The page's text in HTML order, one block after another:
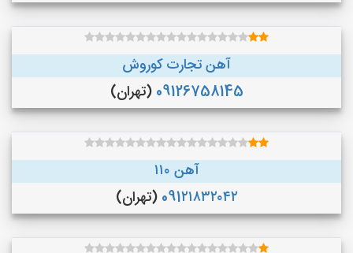
آهن تجارت کوروش
09126758145 (تهران)
آهن ۱۱۰
091۲۱۸۳۲۰۴۲ (تهران)